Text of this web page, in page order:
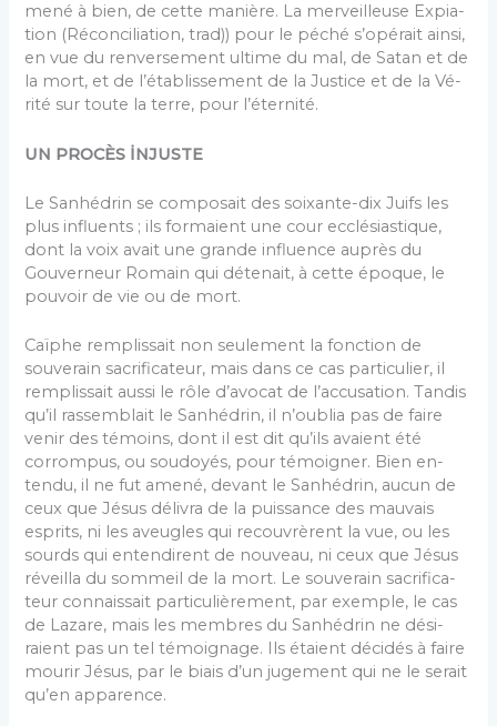
mené à bien, de cette manière. La merveilleuse Expia­
tion (Réconciliation, trad)) pour le péché s’opérait ainsi,
en vue du renversement ultime du mal, de Satan et de
la mort, et de l’établissement de la Justice et de la Vé­
rité sur toute la terre, pour l’éternité.
UN PROCÈS İNJUSTE
Le Sanhédrin se composait des soixante-dix Juifs les
plus influents ; ils formaient une cour ecclésias­tique,
dont la voix avait une grande influence auprès du
Gouverneur Romain qui détenait, à cette époque, le
pouvoir de vie ou de mort.
Caïphe remplissait non seulement la fonction de
souverain sacrificateur, mais dans ce cas particulier, il
remplissait aussi le rôle d’avocat de l’accusation. Tan­dis
qu’il rassemblait le Sanhédrin, il n’oublia pas de faire
venir des témoins, dont il est dit qu’ils avaient été
corrompus, ou soudoyés, pour témoigner. Bien en­
tendu, il ne fut amené, devant le Sanhédrin, aucun de
ceux que Jésus délivra de la puissance des mauvais
esprits, ni les aveugles qui recouvrèrent la vue, ou les
sourds qui entendirent de nouveau, ni ceux que Jésus
réveilla du sommeil de la mort. Le souverain sacrifica­
teur connaissait particulièrement, par exemple, le cas
de Lazare, mais les membres du Sanhédrin ne dési­
raient pas un tel témoignage. Ils étaient décidés à faire
mourir Jésus, par le biais d’un jugement qui ne le se­rait
qu’en apparence.